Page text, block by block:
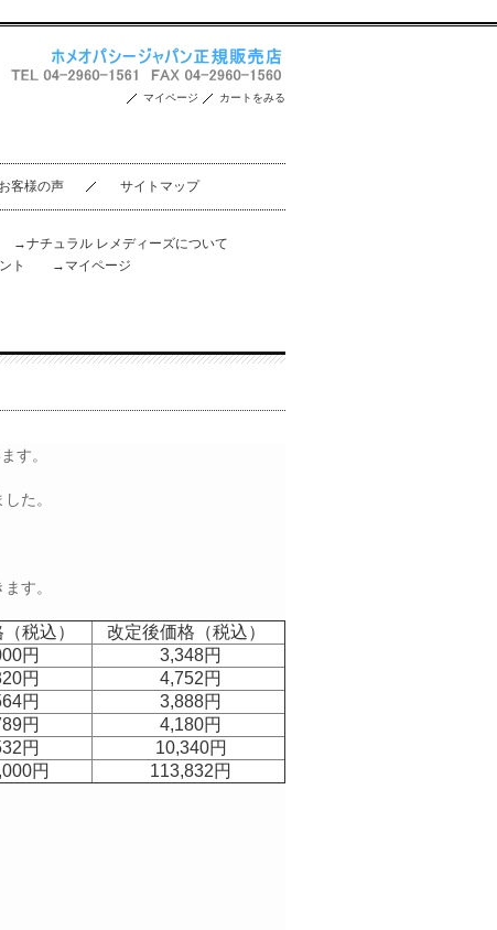
マイページ カートをみる
お客様の声 サイトマップ
→ナチュラル レメディーズについて
ト →マイページ
す。
た。
す。
税込）
改定後価格（税込）
円
3,348円
円
4,752円
円
3,888円
円
4,180円
円
10,340円
円 113,832円